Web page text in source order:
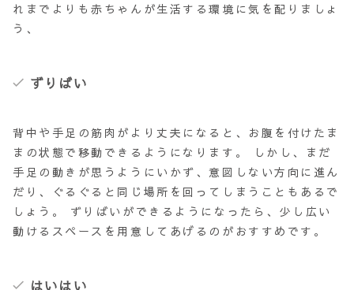
れまでよりも赤ちゃんが生活する環境に気を配りましょ
う、
ずりばい
背中や手足の筋肉がより丈夫になると、お腹を付けたま
まの状態で移動できるようになります。 しかし、まだ
手足の動きが思うようにいかず、意図しない方向に進ん
だり、ぐるぐると同じ場所を回ってしまうこともあるで
しょう。 ずりばい ができるようになったら、少し広い
動けるスペースを用意してあげるのがおすすめです。
はいはい